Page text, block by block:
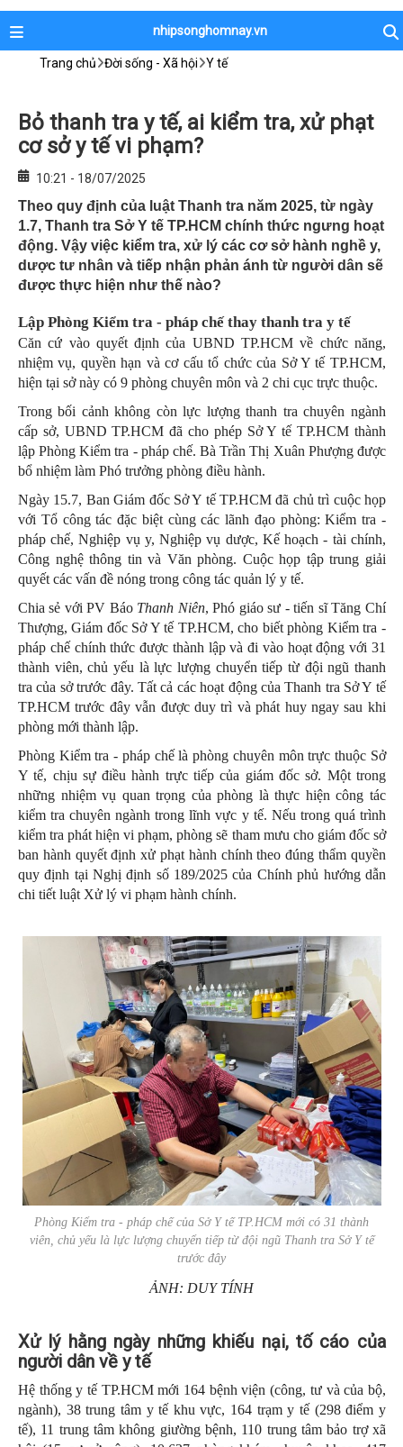
nhipsonghomnay.vn
Trang chủ Đời sống - Xã hội Y tế
Bỏ thanh tra y tế, ai kiểm tra, xử phạt
cơ sở y tế vi phạm?
10:21 - 18/07/2025
Theo quy định của luật Thanh tra năm 2025, từ ngày
1.7, Thanh tra Sở Y tế TP.HCM chính thức ngưng hoạt
động. Vậy việc kiểm tra, xử lý các cơ sở hành nghề y,
dược tư nhân và tiếp nhận phản ánh từ người dân sẽ
được thực hiện như thế nào?
Lập Phòng Kiểm tra - pháp chế thay thanh tra y tế
Căn cứ vào quyết định của UBND TP.HCM về chức năng,
nhiệm vụ, quyền hạn và cơ cấu tổ chức của Sở Y tế TP.HCM,
hiện tại sở này có 9 phòng chuyên môn và 2 chi cục trực thuộc.
Trong bối cảnh không còn lực lượng thanh tra chuyên ngành
cấp sở, UBND TP.HCM đã cho phép Sở Y tế TP.HCM thành
lập Phòng Kiểm tra - pháp chế. Bà Trần Thị Xuân Phượng được
bổ nhiệm làm Phó trưởng phòng điều hành.
Ngày 15.7, Ban Giám đốc Sở Y tế TP.HCM đã chủ trì cuộc họp
với Tổ công tác đặc biệt cùng các lãnh đạo phòng: Kiểm tra -
pháp chế, Nghiệp vụ y, Nghiệp vụ dược, Kế hoạch - tài chính,
Công nghệ thông tin và Văn phòng. Cuộc họp tập trung giải
quyết các vấn đề nóng trong công tác quản lý y tế.
Chia sẻ với PV Báo Thanh Niên, Phó giáo sư - tiến sĩ Tăng Chí
Thượng, Giám đốc Sở Y tế TP.HCM, cho biết phòng Kiểm tra -
pháp chế chính thức được thành lập và đi vào hoạt động với 31
thành viên, chủ yếu là lực lượng chuyển tiếp từ đội ngũ thanh
tra của sở trước đây. Tất cả các hoạt động của Thanh tra Sở Y tế
TP.HCM trước đây vẫn được duy trì và phát huy ngay sau khi
phòng mới thành lập.
Phòng Kiểm tra - pháp chế là phòng chuyên môn trực thuộc Sở
Y tế, chịu sự điều hành trực tiếp của giám đốc sở. Một trong
những nhiệm vụ quan trọng của phòng là thực hiện công tác
kiểm tra chuyên ngành trong lĩnh vực y tế. Nếu trong quá trình
kiểm tra phát hiện vi phạm, phòng sẽ tham mưu cho giám đốc sở
ban hành quyết định xử phạt hành chính theo đúng thẩm quyền
quy định tại Nghị định số 189/2025 của Chính phủ hướng dẫn
chi tiết luật Xử lý vi phạm hành chính.
Phòng Kiểm tra - pháp chế của Sở Y tế TP.HCM mới có 31 thành
viên, chủ yếu là lực lượng chuyển tiếp từ đội ngũ Thanh tra Sở Y tế
trước đây
ẢNH: DUY TÍNH
Xử lý hằng ngày những khiếu nại, tố cáo của
người dân về y tế
Hệ thống y tế TP.HCM mới 164 bệnh viện (công, tư và của bộ,
ngành), 38 trung tâm y tế khu vực, 164 trạm y tế (298 điểm y
tế), 11 trung tâm không giường bệnh, 110 trung tâm bảo trợ xã